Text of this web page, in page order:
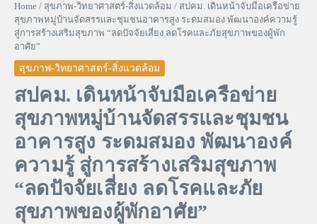
Home / สุขภาพ-วิทยาศาสตร์-สิ่งแวดล้อม / สปคม. เดินหน้าจับมือเครือข่าย
สุขภาพหมู่บ้านจัดสรรและชุมชนอาคารสูง ระดมสมอง พัฒนาองค์ความรู้
สู่การสร้างเสริมสุขภาพ “ลดปัจจัยเสี่ยง ลดโรคและภัยสุขภาพของผู้พัก
อาศัย”
สุขภาพ-วิทยาศาสตร์-สิ่งแวดล้อม
สปคม. เดินหน้าจับมือเครือข่าย
สุขภาพหมู่บ้านจัดสรรและชุมชน
อาคารสูง ระดมสมอง พัฒนาองค์
ความรู้ สู่การสร้างเสริมสุขภาพ
“ลดปัจจัยเสี่ยง ลดโรคและภัย
สุขภาพของผู้พักอาศัย”